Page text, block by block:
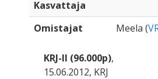
Kasvattaja
Omistajat
Meela (
KRJ-II (96.000p),
15.06.2012, KRJ